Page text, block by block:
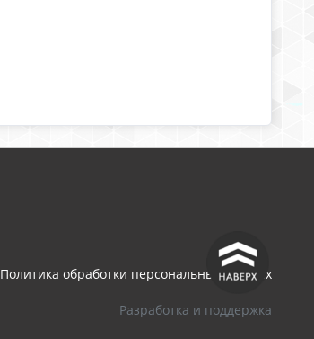
^
Политика обработки персональных данных
Разработка и поддержка